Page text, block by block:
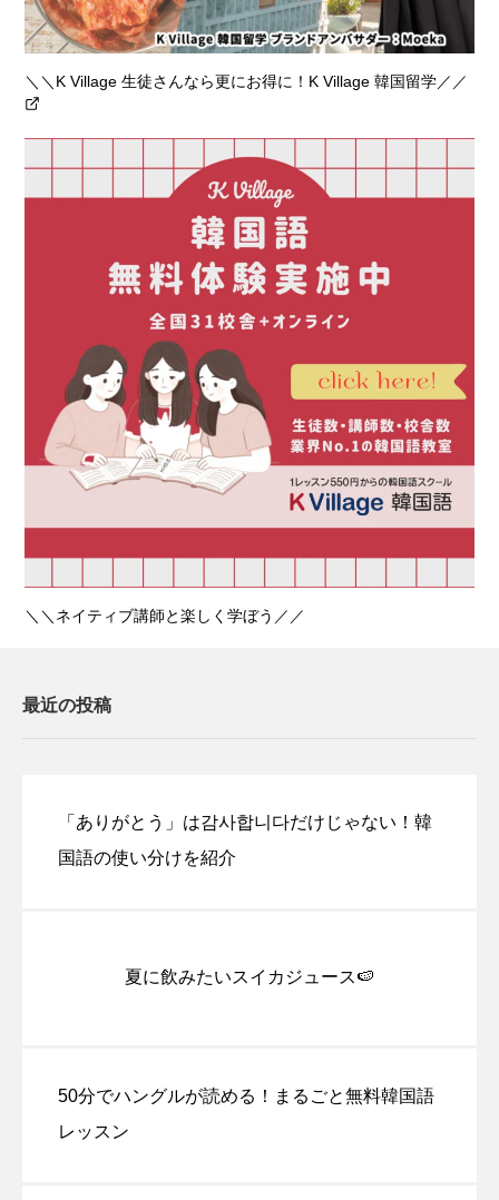
＼＼K Village 生徒さんなら更にお得に！K Village 韓国留学／／
＼＼ネイティブ講師と楽しく学ぼう／／
最近の投稿
「ありがとう」は감사합니다だけじゃない！韓
国語の使い分けを紹介
夏に飲みたいスイカジュース🍉
50分でハングルが読める！まるごと無料韓国語
レッスン